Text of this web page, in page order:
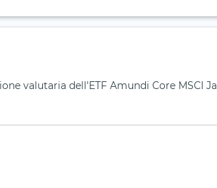
valutaria dell'ETF Amundi Core MSCI